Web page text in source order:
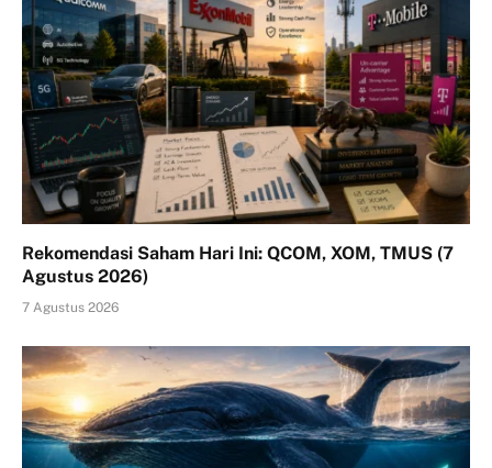
Rekomendasi Saham Hari Ini: QCOM, XOM, TMUS (7
Agustus 2026)
7 Agustus 2026